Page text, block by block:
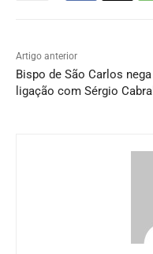
Artigo anterior
Bispo de São Carlos nega
ligação com Sérgio Cabral